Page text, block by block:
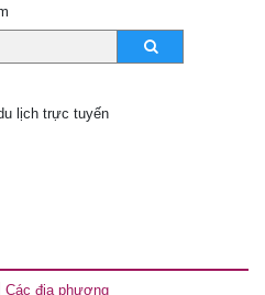
Các địa phương